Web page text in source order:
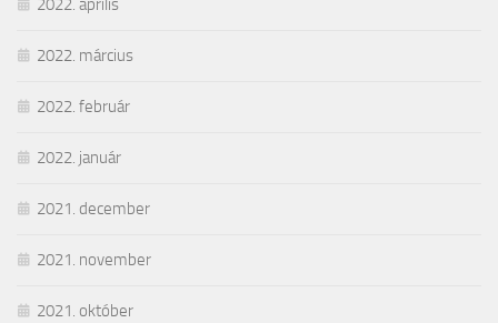
2022. április
2022. március
2022. február
2022. január
2021. december
2021. november
2021. október